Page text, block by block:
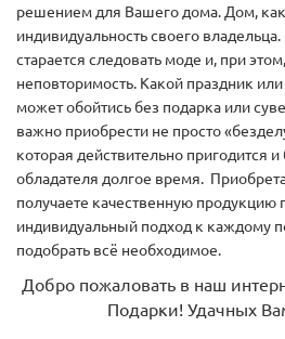
решением для Вашего дома. Дом,
индивидуальность своего
старается следовать моде и, при
неповторимость. Какой праздник
может обойтись без подарка или
важно приобрести не просто
которая действительно пригодится
обладателя долгое время.
получаете качественную
индивидуальный подход к каждому
подобрать всё необходимое.
Добро пожаловать в наш
Подарки! Удачных